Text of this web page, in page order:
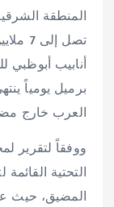
المنطقة
تصل
برميل يومياً
العرب خارج
ووفقاً لتقرير
التحتية
المضيق، حيث